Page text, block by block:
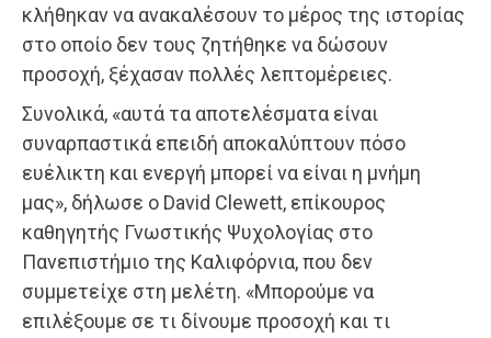
κλήθηκαν να ανακαλέσουν το μέρος της ιστορίας
στο οποίο δεν τους ζητήθηκε να δώσουν
προσοχή, ξέχασαν πολλές λεπτομέρειες.
Συνολικά, «αυτά τα αποτελέσματα είναι
συναρπαστικά επειδή αποκαλύπτουν πόσο
ευέλικτη και ενεργή μπορεί να είναι η μνήμη
μας», δήλωσε ο David Clewett, επίκουρος
καθηγητής Γνωστικής Ψυχολογίας στο
Πανεπιστήμιο της Καλιφόρνια, που δεν
συμμετείχε στη μελέτη. «Μπορούμε να
επιλέξουμε σε τι δίνουμε προσοχή και τι